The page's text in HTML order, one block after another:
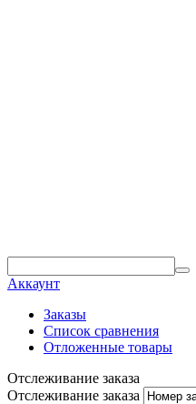
Аккаунт
Заказы
Список сравнения
Отложенные товары
Отслеживание заказа
Отслеживание заказа